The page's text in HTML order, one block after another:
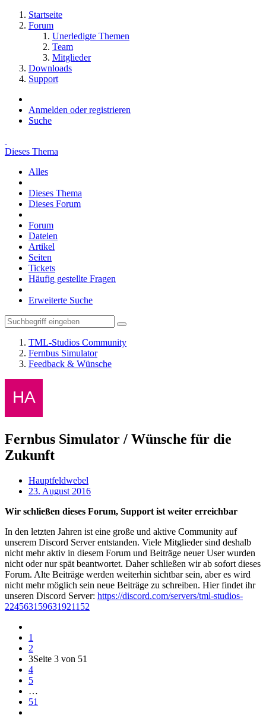
Startseite
Forum
Unerledigte Themen
Team
Mitglieder
Downloads
Support
Anmelden oder registrieren
Suche
Dieses Thema
Alles
Dieses Thema
Dieses Forum
Forum
Dateien
Artikel
Seiten
Tickets
Häufig gestellte Fragen
Erweiterte Suche
TML-Studios Community
Fernbus Simulator
Feedback & Wünsche
Fernbus Simulator / Wünsche für die
Zukunft
Hauptfeldwebel
23. August 2016
Wir schließen dieses Forum, Support ist weiter erreichbar
In den letzten Jahren ist eine große und aktive Community auf
unserem Discord Server entstanden. Viele Mitglieder sind deshalb
nicht mehr aktiv in diesem Forum und Beiträge neuer User wurden
nicht oder nur spät beantwortet. Daher schließen wir ab sofort dieses
Forum. Alte Beiträge werden weiterhin sichtbar sein, aber es wird
nicht mehr möglich sein neue Beiträge zu schreiben. Hier findet ihr
unseren Discord Server: https://discord.com/servers/tml-studios-
224563159631921152
1
2
3Seite 3 von 51
4
5
…
51